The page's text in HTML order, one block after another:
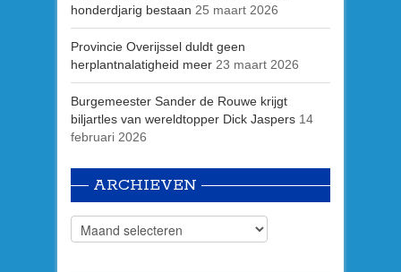
honderdjarig bestaan 25 maart 2026
Provincie Overijssel duldt geen
herplantnalatigheid meer 23 maart 2026
Burgemeester Sander de Rouwe krijgt
biljartles van wereldtopper Dick Jaspers 14
februari 2026
ARCHIEVEN